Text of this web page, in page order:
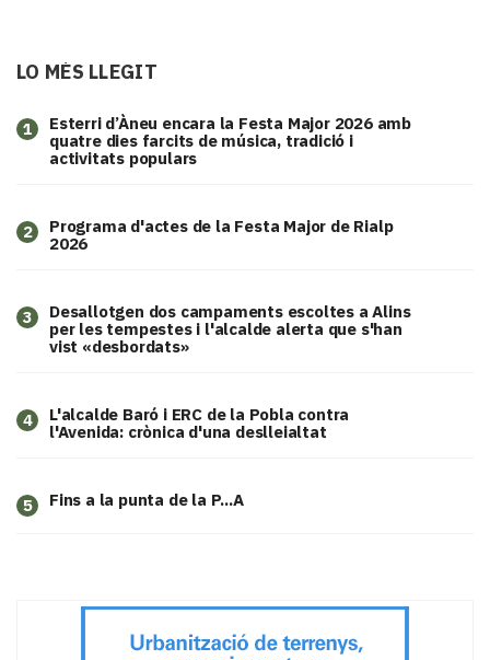
LO MÉS LLEGIT
1
Esterri d’Àneu encara la Festa Major 2026 amb
quatre dies farcits de música, tradició i
activitats populars
2
Programa d'actes de la Festa Major de Rialp
2026
3
​Desallotgen dos campaments escoltes a Alins
per les tempestes i l'alcalde alerta que s'han
vist «desbordats»
4
L'alcalde Baró i ERC de la Pobla contra
l'Avenida: crònica d'una deslleialtat
5 Fins a la punta de la P...A